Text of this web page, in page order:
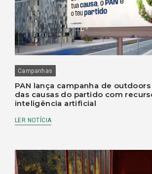
Campanhas
PAN lança campanha de
das causas do partido com
inteligência artificial
LER NOTÍCIA